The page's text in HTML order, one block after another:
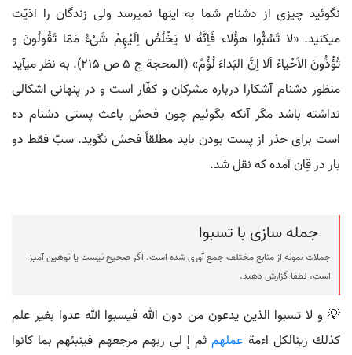
نگوئید چیزی از دشنام شما به اینها نمی‏رسد ولی زندگان را اذیّت
می‏کنید. «لا تَسُبُّوا هؤُلاء فَاِنَّهُ لا یَخْلُصُ اِلَیْهِمْ شَیْ‏ءُ مَمّا تَقُولُونَ و
تُؤْذُونَ الاَحْیاءْ اَلا اِنَّ البَداءَ لُؤْمٌ» (المحجة ج 5 ص 215). به نظر می‏آید
منظور دشنام آشکارا درباره مشرکان و کفّار است و در پنهانی اشکالی
نداشته باشد مگر آنکه بگوئیم چون فحش باعث پستی دشنام ده
است برای حذر از پست بودن باید مطلقاً فحش نگوید. سبّ فقط دو
بار در قِان آمده که نقل شد.
جمله سازی با تسبوا
جملات نمونه از منابع مختلف جمع آوری شده است، اگر صحیح نیست یا توهین آمیز
است، لطفا گزارش دهید.
💡 و لا تسبوا الذين يدعون من دون الله فيسبوا الله عدوا بغير علم
كذلك زينالكل اءمة عملهمثم إ لى ربهم مرجعهم فينبئهم بما كانوا